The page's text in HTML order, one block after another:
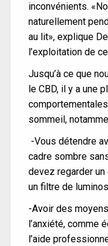
inconvénients.
naturellement
au lit», explique
l’exploitation de
Jusqu’à ce que
le CBD, il y a une
sommeil,
-Vous détendre
cadre sombre
devez regarder
un filtre de
-Avoir des
l’anxiété, comme
l’aide